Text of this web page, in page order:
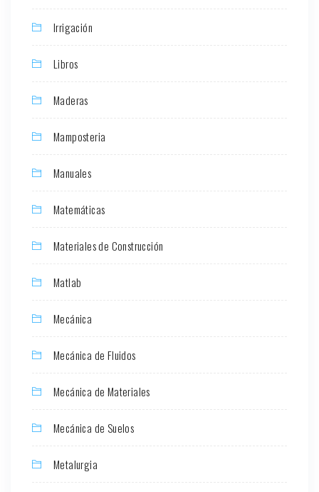
Irrigación
Libros
Maderas
Mamposteria
Manuales
Matemáticas
Materiales de Construcción
Matlab
Mecánica
Mecánica de Fluidos
Mecánica de Materiales
Mecánica de Suelos
Metalurgia